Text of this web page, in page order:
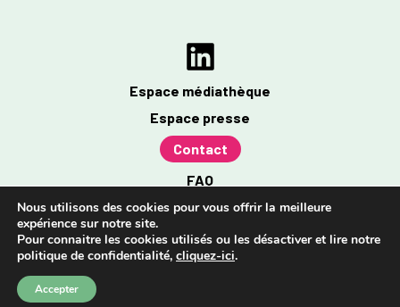
Espace médiathèque
Espace presse
Contact
FAQ
Mentions légales
Politique de confidentialité
Accessibilité : partiellement conforme à 96%
Nous utilisons des cookies pour vous offrir la meilleure
expérience sur notre site.
Pour connaitre les cookies utilisés ou les désactiver et lire notre
politique de confidentialité, cliquez-ici.
Accepter